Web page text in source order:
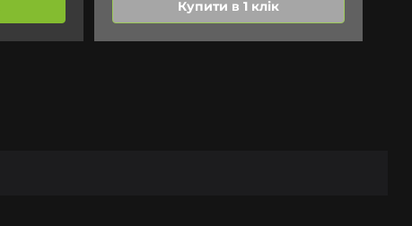
Купити в 1 клік